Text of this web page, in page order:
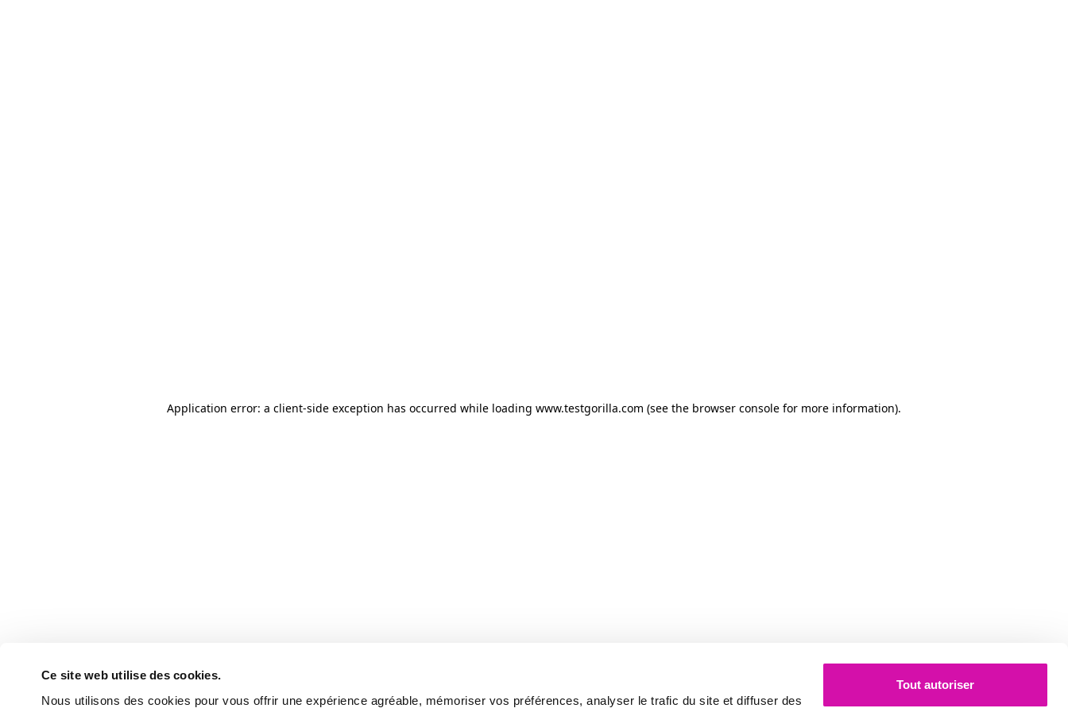
Ce site web utilise des cookies.
Nous utilisons des cookies pour vous offrir une expérience agréable, mémoriser vos préférences, analyser le trafic du site et diffuser des
Tout autoriser
Application error: a client-side exception has occurred while loading www.testgorilla.com (see the browser console for more information).